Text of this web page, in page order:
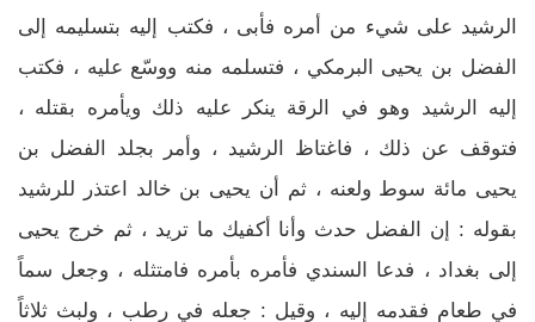
الرشيد على شيء من أمره فأبى ، فكتب إليه بتسليمه إلى
الفضل بن يحيى البرمكي ، فتسلمه منه ووسّع عليه ، فكتب
إليه الرشيد وهو في الرقة ينكر عليه ذلك ويأمره بقتله ،
فتوقف عن ذلك ، فاغتاظ الرشيد ، وأمر بجلد الفضل بن
يحيى مائة سوط ولعنه ، ثم أن يحيى بن خالد اعتذر للرشيد
بقوله : إن الفضل حدث وأنا أكفيك ما تريد ، ثم خرج يحيى
إلى بغداد ، فدعا السندي فأمره بأمره فامتثله ، وجعل سماً
في طعام فقدمه إليه ، وقيل : جعله في رطب ، ولبث ثلاثاً